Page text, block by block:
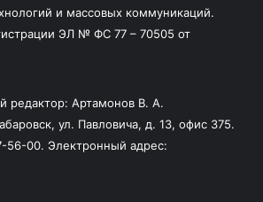
и массовых коммуникаций.
ЭЛ № ФС 77 – 70505 от
редактор: Артамонов В. А.
ул. Павловича, д. 13, офис 375.
56-00. Электронный адрес: